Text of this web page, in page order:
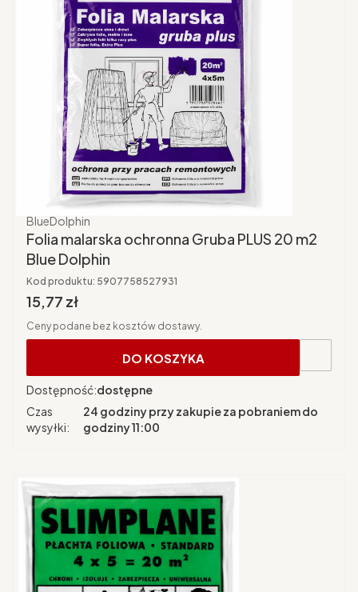
Producent
BlueDolphin
Folia malarska ochronna Gruba PLUS 20 m2
Blue Dolphin
Kod produktu: 5907758527931
Cena brutto
15,77 zł
Ceny podane bez kosztów dostawy.
DO KOSZYKA
Dostępność:dostępne
Czas
wysyłki:
24 godziny przy zakupie za pobraniem do
godziny 11:00